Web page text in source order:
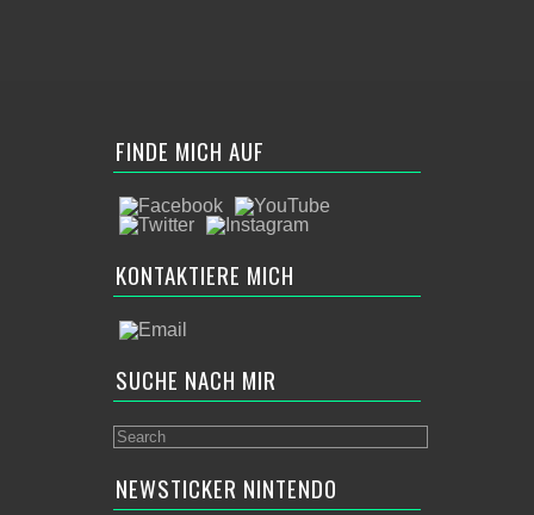
FINDE MICH AUF
KONTAKTIERE MICH
SUCHE NACH MIR
NEWSTICKER NINTENDO